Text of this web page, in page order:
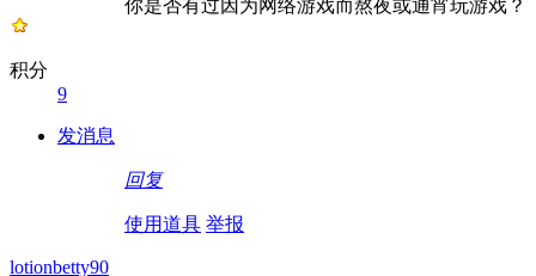
积分
9
发消息
你是否有过因为网络游戏而熬夜或通宵玩游戏？
回复
使用道具 举报
lotionbetty90